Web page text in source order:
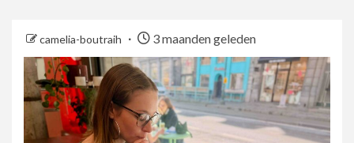
camelia-boutraih 3 maanden geleden